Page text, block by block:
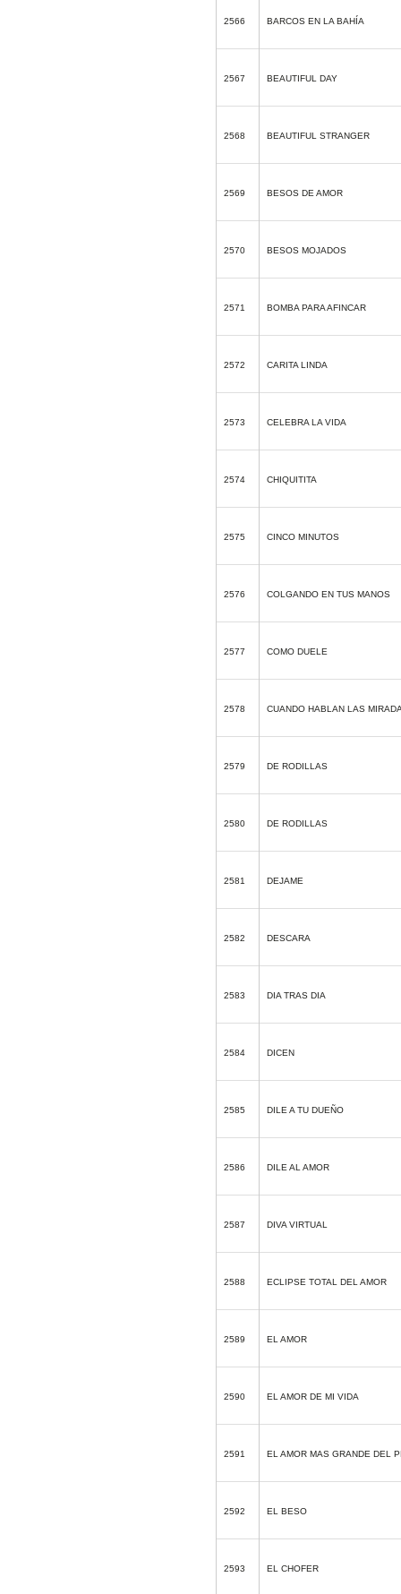
2566 BARCOS EN LA BAHÍA
2567 BEAUTIFUL DAY
2568 BEAUTIFUL STRANGER
2569 BESOS DE AMOR
2570 BESOS MOJADOS
2571 BOMBA PARA AFINCAR
2572 CARITA LINDA
2573 CELEBRA LA VIDA
2574 CHIQUITITA
2575 CINCO MINUTOS
2576 COLGANDO EN TUS MANOS
2577 COMO DUELE
2578 CUANDO HABLAN LAS
2579 DE RODILLAS
2580 DE RODILLAS
2581 DEJAME
2582 DESCARA
2583 DIA TRAS DIA
2584 DICEN
2585 DILE A TU DUEÑO
2586 DILE AL AMOR
2587 DIVA VIRTUAL
2588 ECLIPSE TOTAL DEL AMOR
2589 EL AMOR
2590 EL AMOR DE MI VIDA
2591 EL AMOR MAS GRANDE DEL
2592 EL BESO
2593 EL CHOFER